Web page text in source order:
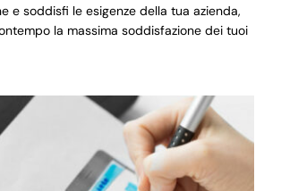
e soddisfi le esigenze della tua azienda,
la massima soddisfazione dei tuoi